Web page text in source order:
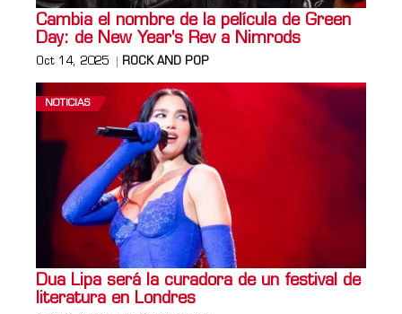
Cambia el nombre de la película de Green
Day: de New Year's Rev a Nimrods
Oct 14, 2025 ROCK AND POP
NOTICIAS
Dua Lipa será la curadora de un festival de
literatura en Londres